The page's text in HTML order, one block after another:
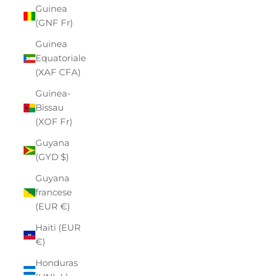
Guinea
(GNF Fr)
Guinea
Equatoriale
(XAF CFA)
Guinea-
Bissau
(XOF Fr)
Guyana
(GYD $)
Guyana
francese
(EUR €)
Haiti (EUR
€)
Honduras